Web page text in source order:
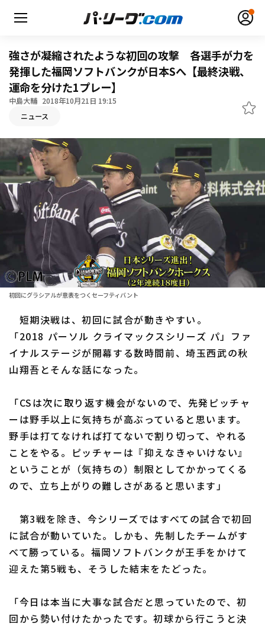
無料アカウント登録
動画
日程・結果
順位表･成績
1軍公式戦
ファーム東地区
ファーム中地区
ファーム西地区
交流戦
選手名鑑
選手名鑑トップ
東北楽天ゴールデンイーグルス
埼玉西武ライオンズ
オリックス・バファローズ
福岡ソフトバンクホークス
ニュース
設定
運営会社 （別ウィンドウで開く）
強さが凝縮されたような初回の攻撃 各選手が力を
発揮した福岡ソフトバンクが日本Sへ【最終決戦、
運命を分けた1プレー】
中島大輔 2018年10月21日 19:15
ニュース
初回にグラシアルが意表をつくセーフティバント
短期決戦は、初回に試合が動きやすい――。
「2018 パーソル クライマックスシリーズ パ」ファ
イナルステージが開幕する数時間前、埼玉西武の秋
山翔吾とそんな話になった。
「CSは次に取り返す機会がないので、先発ピッチャ
ーは野手以上に気持ちが高ぶっていると思います。
野手は打てなければ打てないで割り切って、やれる
ことをやる。ピッチャーは『抑えなきゃいけない』
ということが（気持ちの）制限としてかかってくる
ので、立ち上がりの難しさがあると思います」
第3戦を除き、今シリーズではすべての試合で初回
に試合が動いていた。しかも、先制したチームがす
べて勝っている。福岡ソフトバンクが王手をかけて
迎えた第5戦も、そうした結末をたどった。
「今日は本当に大事な試合だと思っていたので、初
回から勢い付けたかったです。初球から行こうと決